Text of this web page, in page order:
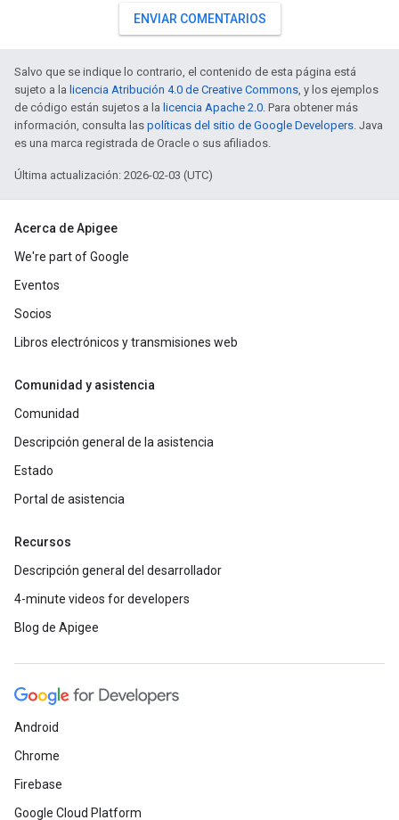
ENVIAR COMENTARIOS
Salvo que se indique lo contrario, el contenido de esta página está
sujeto a la licencia Atribución 4.0 de Creative Commons, y los ejemplos
de código están sujetos a la licencia Apache 2.0. Para obtener más
información, consulta las políticas del sitio de Google Developers. Java
es una marca registrada de Oracle o sus afiliados.
Última actualización: 2026-02-03 (UTC)
Acerca de Apigee
We're part of Google
Eventos
Socios
Libros electrónicos y transmisiones web
Comunidad y asistencia
Comunidad
Descripción general de la asistencia
Estado
Portal de asistencia
Recursos
Descripción general del desarrollador
4-minute videos for developers
Blog de Apigee
Android
Chrome
Firebase
Google Cloud Platform